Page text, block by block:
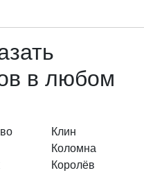
в любом
Клин
Коломна
Королёв